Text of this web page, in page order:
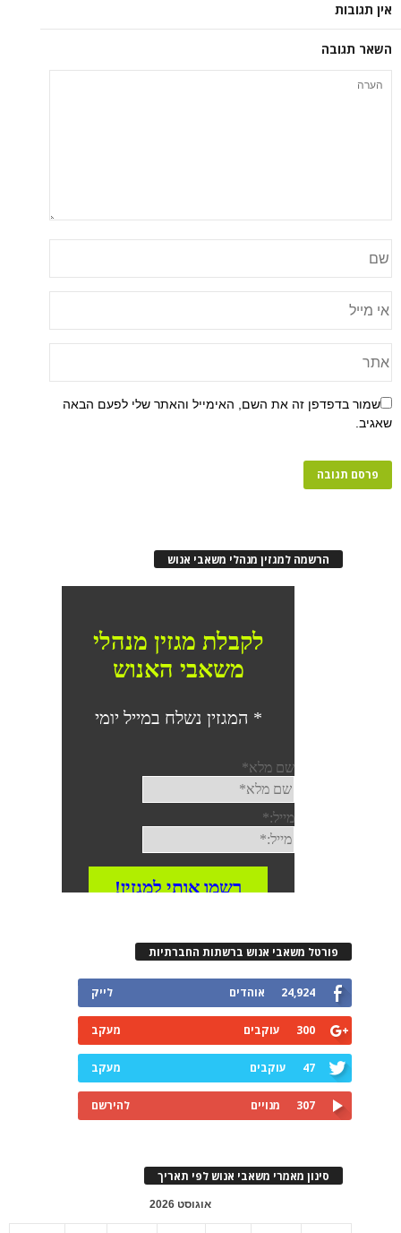
אין תגובות
השאר תגובה
שמור בדפדפן זה את השם, האימייל והאתר שלי לפעם הבאה
שאגיב.
הרשמה למגזין מנהלי משאבי אנוש
פורטל משאבי אנוש ברשתות החברתיות
24,924 אוהדים לייק
300 עוקבים מעקב
47 עוקבים מעקב
307 מנויים להירשם
סינון מאמרי משאבי אנוש לפי תאריך
אוגוסט 2026